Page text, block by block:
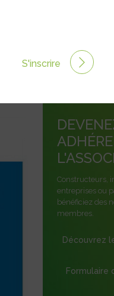
Constructeurs,
entreprises ou
bénéficiez des
membres.
Découvrez
Formulaire
S'inscrire